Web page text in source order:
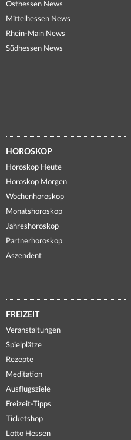
Osthessen News
Mittelhessen News
Rhein-Main News
Südhessen News
HOROSKOP
Horoskop Heute
Horoskop Morgen
Wochenhoroskop
Monatshoroskop
Jahreshoroskop
Partnerhoroskop
Aszendent
FREIZEIT
Veranstaltungen
Spielplätze
Rezepte
Meditation
Ausflugsziele
Freizeit-Tipps
Ticketshop
Lotto Hessen